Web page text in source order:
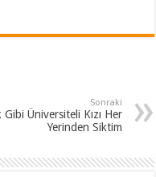
Sonraki
Gibi Üniversiteli Kızı Her
Yerinden Siktim